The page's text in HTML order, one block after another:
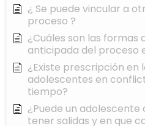
¿ Se puede vincular a
proceso ?
¿Cuáles son las formas
anticipada del proceso
¿Existe prescripción en
adolescentes en
tiempo?
¿Puede un
tener salidas y en que